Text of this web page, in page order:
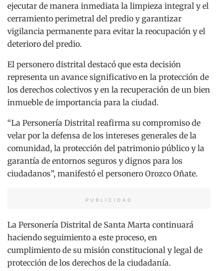
ejecutar de manera inmediata la limpieza integral y el
cerramiento perimetral del predio y garantizar
vigilancia permanente para evitar la reocupación y el
deterioro del predio.
El personero distrital destacó que esta decisión
representa un avance significativo en la protección de
los derechos colectivos y en la recuperación de un bien
inmueble de importancia para la ciudad.
“La Personería Distrital reafirma su compromiso de
velar por la defensa de los intereses generales de la
comunidad, la protección del patrimonio público y la
garantía de entornos seguros y dignos para los
ciudadanos”, manifestó el personero Orozco Oñate.
PUBLICIDAD
La Personería Distrital de Santa Marta continuará
haciendo seguimiento a este proceso, en
cumplimiento de su misión constitucional y legal de
protección de los derechos de la ciudadanía.